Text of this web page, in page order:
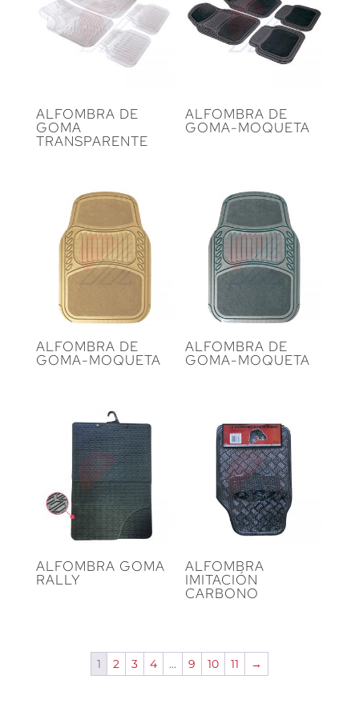
ALFOMBRA DE
GOMA
TRANSPARENTE
ALFOMBRA DE
GOMA-MOQUETA
ALFOMBRA DE
GOMA-MOQUETA
ALFOMBRA DE
GOMA-MOQUETA
ALFOMBRA GOMA
RALLY
ALFOMBRA
IMITACIÓN
CARBONO
1 2 3 4 … 9 10 11 →